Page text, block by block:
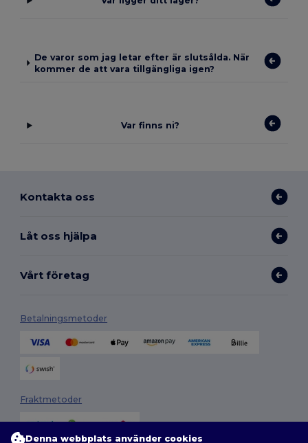
De varor som jag letar efter är slutsålda. När
kommer de att vara tillgängliga igen?
Var finns ni?
Kontakta oss
Låt oss hjälpa
Vårt företag
Betalningsmetoder
Fraktmetoder
Denna webbplats använder cookies